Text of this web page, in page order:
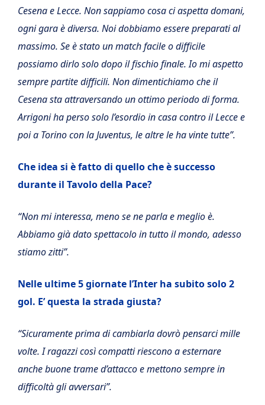
Cesena e Lecce. Non sappiamo cosa ci aspetta domani,
ogni gara è diversa. Noi dobbiamo essere preparati al
massimo. Se è stato un match facile o difficile
possiamo dirlo solo dopo il fischio finale. Io mi aspetto
sempre partite difficili. Non dimentichiamo che il
Cesena sta attraversando un ottimo periodo di forma.
Arrigoni ha perso solo l’esordio in casa contro il Lecce e
poi a Torino con la Juventus, le altre le ha vinte tutte”.
Che idea si è fatto di quello che è successo
durante il Tavolo della Pace?
“Non mi interessa, meno se ne parla e meglio è.
Abbiamo già dato spettacolo in tutto il mondo, adesso
stiamo zitti”.
Nelle ultime 5 giornate l’Inter ha subito solo 2
gol. E’ questa la strada giusta?
“Sicuramente prima di cambiarla dovrò pensarci mille
volte. I ragazzi così compatti riescono a esternare
anche buone trame d’attacco e mettono sempre in
difficoltà gli avversari”.